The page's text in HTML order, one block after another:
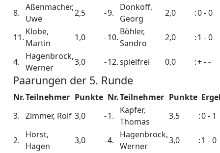
8.
Aßenmacher,
Uwe
2,5 -9.
Donkoff,
Georg
2,0 :0 - 0
11.
Klobe,
Martin
1,0 -10.
Böhler,
Sandro
2,0 :1 - 0
4.
Hagenbrock,
Werner
3,0 -12.spielfrei 0,0 :+ - -
Paarungen der 5. Runde
Nr.Teilnehmer Punkte Nr.Teilnehmer Punkte
3.
Zimmer, Rolf 3,0 -1.
Kapfer,
Thomas
3,5 :0 - 1
2.
Horst,
Hagen
3,0 -4.
Hagenbrock,
Werner
3,0 :1 - 0